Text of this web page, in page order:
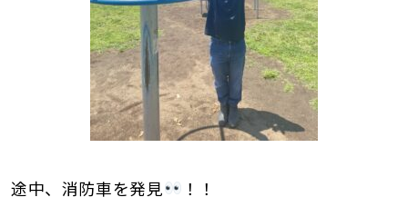
途中、消防車を発見 ！！